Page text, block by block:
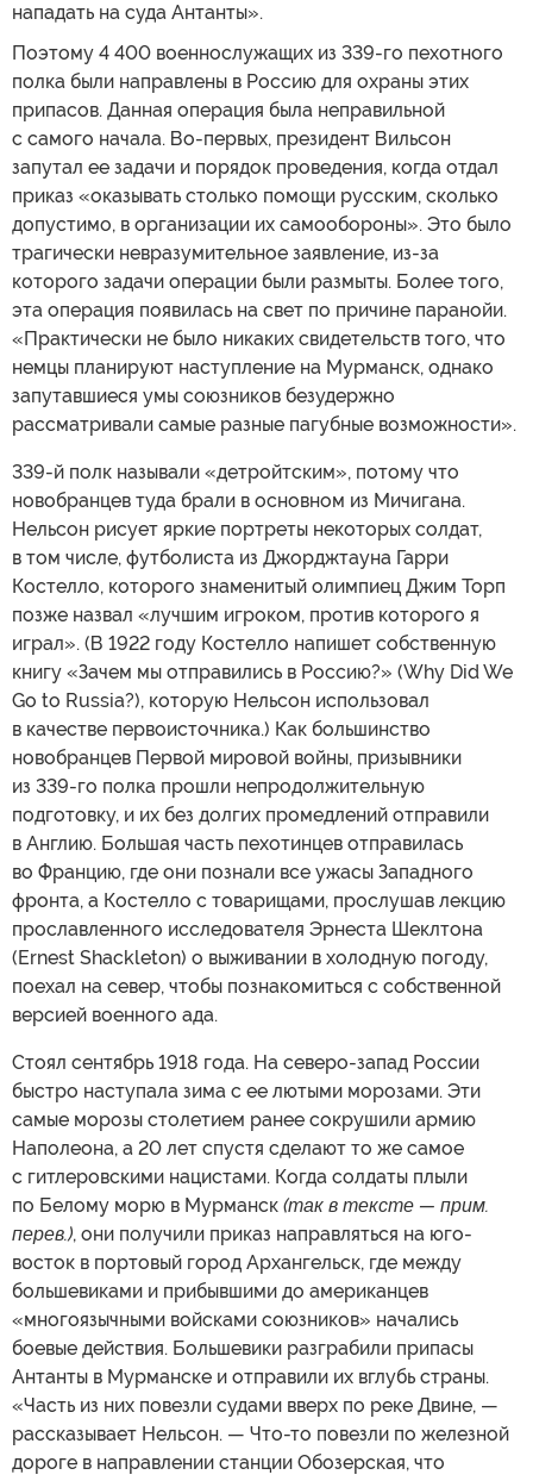
нападать на суда Антанты».
Поэтому 4 400 военнослужащих из 339-го пехотного
полка были направлены в Россию для охраны этих
припасов. Данная операция была неправильной
с самого начала. Во-первых, президент Вильсон
запутал ее задачи и порядок проведения, когда отдал
приказ «оказывать столько помощи русским, сколько
допустимо, в организации их самообороны». Это было
трагически невразумительное заявление, из-за
которого задачи операции были размыты. Более того,
эта операция появилась на свет по причине паранойи.
«Практически не было никаких свидетельств того, что
немцы планируют наступление на Мурманск, однако
запутавшиеся умы союзников безудержно
рассматривали самые разные пагубные возможности».
339-й полк называли «детройтским», потому что
новобранцев туда брали в основном из Мичигана.
Нельсон рисует яркие портреты некоторых солдат,
в том числе, футболиста из Джорджтауна Гарри
Костелло, которого знаменитый олимпиец Джим Торп
позже назвал «лучшим игроком, против которого я
играл». (В 1922 году Костелло напишет собственную
книгу «Зачем мы отправились в Россию?» (Why Did We
Go to Russia?), которую Нельсон использовал
в качестве первоисточника.) Как большинство
новобранцев Первой мировой войны, призывники
из 339-го полка прошли непродолжительную
подготовку, и их без долгих промедлений отправили
в Англию. Большая часть пехотинцев отправилась
во Францию, где они познали все ужасы Западного
фронта, а Костелло с товарищами, прослушав лекцию
прославленного исследователя Эрнеста Шеклтона
(Ernest Shackleton) о выживании в холодную погоду,
поехал на север, чтобы познакомиться с собственной
версией военного ада.
Стоял сентябрь 1918 года. На северо-запад России
быстро наступала зима с ее лютыми морозами. Эти
самые морозы столетием ранее сокрушили армию
Наполеона, а 20 лет спустя сделают то же самое
с гитлеровскими нацистами. Когда солдаты плыли
по Белому морю в Мурманск (так в тексте — прим.
перев.), они получили приказ направляться на юго-
восток в портовый город Архангельск, где между
большевиками и прибывшими до американцев
«многоязычными войсками союзников» начались
боевые действия. Большевики разграбили припасы
Антанты в Мурманске и отправили их вглубь страны.
«Часть из них повезли судами вверх по реке Двине, —
рассказывает Нельсон. — Что-то повезли по железной
дороге в направлении станции Обозерская, что